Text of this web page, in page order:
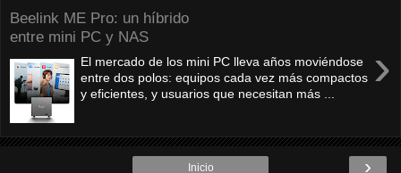
Beelink ME Pro: un híbrido
entre mini PC y NAS
›
El mercado de los mini PC lleva años moviéndose
entre dos polos: equipos cada vez más compactos
y eficientes, y usuarios que necesitan más ...
›
Inicio